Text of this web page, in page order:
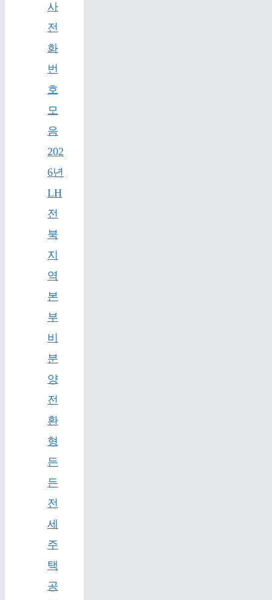
사
전
화
번
호
모
음
202
6년
LH
전
북
지
역
본
부
비
분
양
전
환
형
든
든
전
세
주
택
공